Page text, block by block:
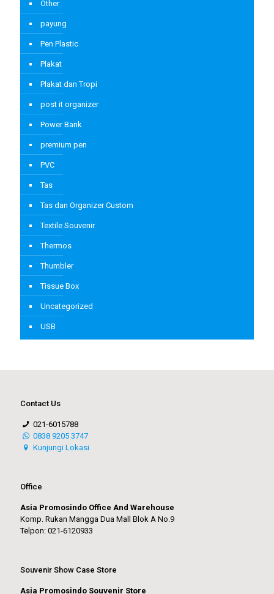
Other
payung
Pen Plastic
Plakat
Plakat dan Tropi
post it organizer
Power Bank
premium pen
PVC
Tas
Tas dan Organizer Custom
Textile Souvenir
Thermos
Thumbler
Tissue Box
Uncategorized
USB
Contact Us
021-6015788
0838 9205 3747
Kunjungi Lokasi
Office
Asia Promosindo Office And Warehouse
Komp. Rukan Mangga Dua Mall Blok A No.9
Telpon: 021-6120933
Souvenir Show Case Store
Asia Promosindo Souvenir Store